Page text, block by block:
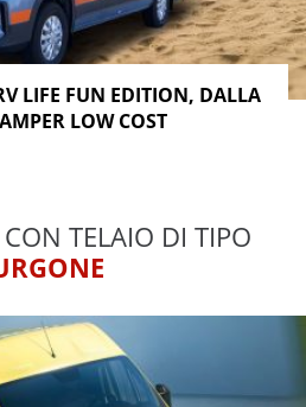
LIFE FUN EDITION, DALLA
LOW COST
TELAIO DI TIPO